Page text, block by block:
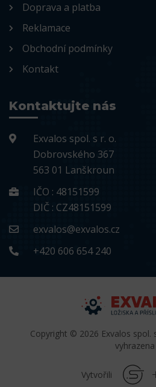
Doprava a platba
Reklamace
Obchodní podmínky
Kontakt
Kontaktujte nás
Exvalos spol. s r. o.
Dobrovského 367
563 01 Lanškroun
IČO : 48151599
DIČ : CZ48151599
exvalos@exvalos.cz
+420 606 654 240
Copyright © 2026 Exvalos spol.
vyhrazena
Vytvořili